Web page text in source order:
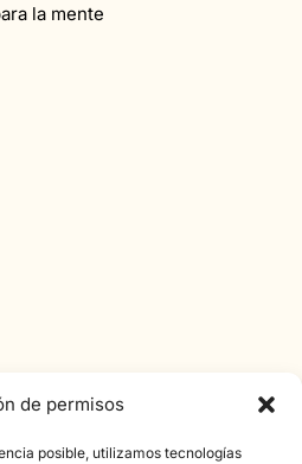
de permisos
posible, utilizamos tecnologías
la mente